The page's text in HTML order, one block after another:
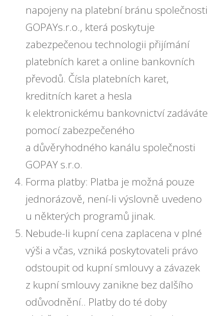
napojeny na platební bránu společnosti
GOPAYs.r.o., která poskytuje
zabezpečenou technologii přijímání
platebních karet a online bankovních
převodů. Čísla platebních karet,
kreditních karet a hesla
k elektronickému bankovnictví zadáváte
pomocí zabezpečeného
a důvěryhodného kanálu společnosti
GOPAY s.r.o.
Forma platby: Platba je možná pouze
jednorázově, není-li výslovně uvedeno
u některých programů jinak.
Nebude-li kupní cena zaplacena v plné
výši a včas, vzniká poskytovateli právo
odstoupit od kupní smlouvy a závazek
z kupní smlouvy zanikne bez dalšího
odůvodnění.. Platby do té doby